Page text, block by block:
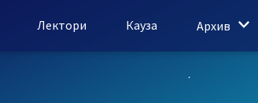
Лектори Кауза Архив